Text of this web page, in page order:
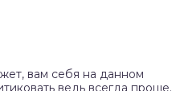
вам себя на данном
ведь всегда проще.